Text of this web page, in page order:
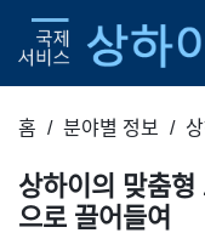
홈 분야별 정보
상하이의 맞춤
으로 끌어들여